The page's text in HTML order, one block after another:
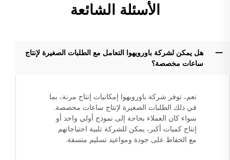
الأسئلة الشائعة
هل يمكن لشركة باورويهوا التعامل مع الطلبات الصغيرة لإنتاج
ساعات مخصصة؟
نعم، توفر شركة باورويهوا إمكانيات إنتاج مرنة، بما
في ذلك الطلبات الصغيرة لإنتاج ساعات مخصصة.
سواء كان العملاء بحاجة إلى نموذج أولي واحد أو
إنتاج كميات أكبر، يمكن للشركة تلبية احتياجاتهم
مع الحفاظ على جودة ومواعيد تسليم متسقة.